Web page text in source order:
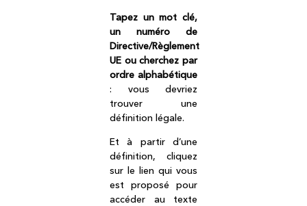
Tapez un mot clé,
un numéro de
Directive/Règlement
UE ou cherchez par
ordre alphabétique
: vous devriez
trouver une
définition légale.
Et à partir d’une
définition, cliquez
sur le lien qui vous
est proposé pour
accéder au texte